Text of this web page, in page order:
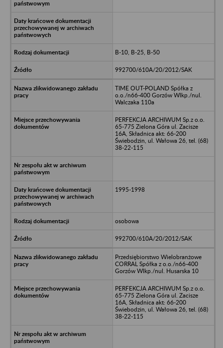
B-10, B-25, B-50
992700/610A/20/2012/SAK
TIME OUT-POLAND Spółka z
o.o./n66-400 Gorzów Wlkp./nul.
Walczaka 110a
PERFEKCJA ARCHIWUM Sp.z o.o.
65-775 Zielona Góra ul. Zacisze
16A, Składnica akt: 66-200
Świebodzin, ul. Wałowa 26, tel. (68)
38-22-115
1995-1998
osobowa
992700/610A/20/2012/SAK
Przedsiębiorstwo Wielobranżowe
CORRAL Spółka z o.o./n66-400
Gorzów Wlkp./nul. Husarska 10
PERFEKCJA ARCHIWUM Sp.z o.o.
65-775 Zielona Góra ul. Zacisze
16A, Składnica akt: 66-200
Świebodzin, ul. Wałowa 26, tel. (68)
38-22-115